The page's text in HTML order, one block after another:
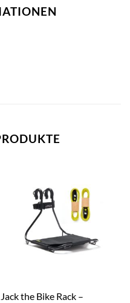
Jack the Bike Rack –